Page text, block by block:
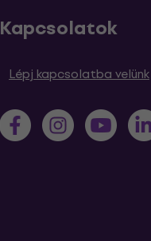
Kapcsolatok
Lépj kapcsolatba velünk